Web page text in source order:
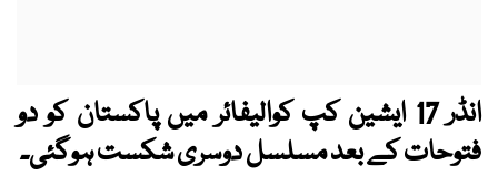
انڈر 17 ایشین کپ کوالیفائر میں پاکستان کو دو
فتوحات کے بعد مسلسل دوسری شکست ہوگئی۔